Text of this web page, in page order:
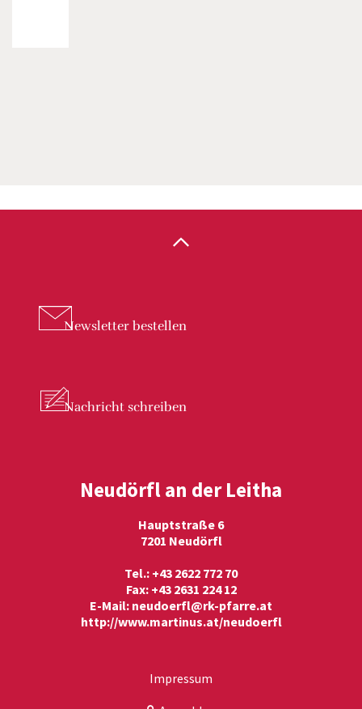
Newsletter bestellen
Nachricht schreiben
Neudörfl an der Leitha
Hauptstraße 6
7201 Neudörfl
Tel.: +43 2622 772 70
Fax: +43 2631 224 12
E-Mail: neudoerfl@rk-pfarre.at
http://www.martinus.at/neudoerfl
Impressum